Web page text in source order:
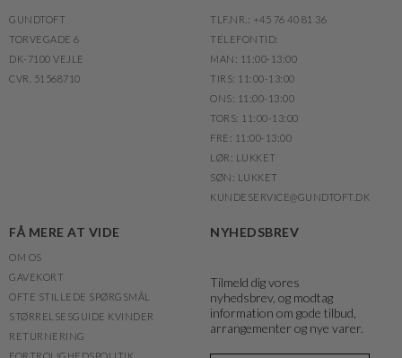
GUNDTOFT
TORVEGADE 6
DK-7100 VEJLE
CVR. 51568710
TLF.NR.: +45 76 40 81 36
TELEFONTID:
MAN: 11:00-13:00
TIRS: 11:00-13:00
ONS: 11:00-13:00
TORS: 11:00-13:00
FRE: 11:00-13:00
LØR: LUKKET
SØN: LUKKET
KUNDESERVICE@GUNDTOFT.DK
FÅ MERE AT VIDE
OM OS
GAVEKORT
OFTE STILLEDE SPØRGSMÅL
STØRRELSESGUIDE KVINDER
RETURNERING
FORTROLIGHEDSPOLITIK
NYHEDSBREV
Tilmeld dig vores
nyhedsbrev, og modtag
information om gode tilbud,
arrangementer og nye varer.